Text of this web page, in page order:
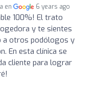
en 6 years ago
100%! El trato
y te sientes
a otros podólogos y
En esta clínica se
cliente para lograr